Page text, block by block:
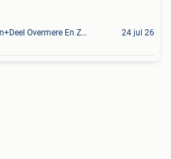
Lokeren+Deel Overmere En Zele 24 jul 26